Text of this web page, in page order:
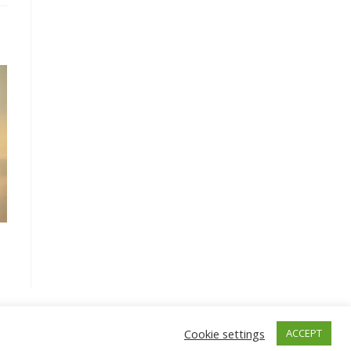
Cookie settings ACCEPT